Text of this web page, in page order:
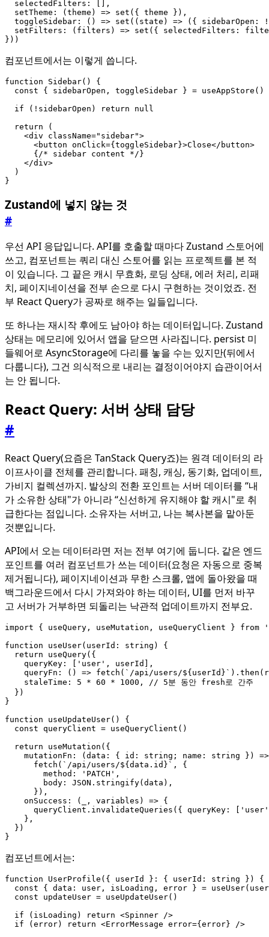
selectedFilters :
[],
setTheme : ( theme ) => set ({ theme
}),
toggleSidebar : () => set (( state ) => ({ sidebarOpen :
!
setFilters : ( filters ) => set ({ selectedFilters :
}))
컴포넌트에서는 이렇게 씁니다.
function
Sidebar() {
const
{ sidebarOpen , toggleSidebar } = useAppStore ()
if
( ! sidebarOpen ) return
null
return
(
<div className="sidebar">
<button onClick={ toggleSidebar}>Close</ button>
{ /* sidebar content */ }
</div>
)
}
Zustand에 넣지 않는 것
#
우선 API 응답입니다. API를 호출할 때마다 Zustand 스토어에
쓰고, 컴포넌트는 쿼리 대신 스토어를 읽는 프로젝트를 본 적
이 있습니다. 그 끝은 캐시 무효화, 로딩 상태, 에러 처리, 리패
치, 페이지네이션을 전부 손으로 다시 구현하는 것이었죠. 전
부 React Query가 공짜로 해주는 일들입니다.
또 하나는 재시작 후에도 남아야 하는 데이터입니다. Zustand
상태는 메모리에 있어서 앱을 닫으면 사라집니다. persist 미
들웨어로 AsyncStorage에 다리를 놓을 수는 있지만(뒤에서
다룹니다), 그건 의식적으로 내리는 결정이어야지 습관이어서
는 안 됩니다.
React Query: 서버 상태 담당
#
React Query(요즘은 TanStack Query죠)는 원격 데이터의 라
이프사이클 전체를 관리합니다. 패칭, 캐싱, 동기화, 업데이트,
가비지 컬렉션까지. 발상의 전환 포인트는 서버 데이터를 “내
가 소유한 상태"가 아니라 “신선하게 유지해야 할 캐시"로 취
급한다는 점입니다. 소유자는 서버고, 나는 복사본을 맡아둔
것뿐입니다.
API에서 오는 데이터라면 저는 전부 여기에 둡니다. 같은 엔드
포인트를 여러 컴포넌트가 쓰는 데이터(요청은 자동으로 중복
제거됩니다), 페이지네이션과 무한 스크롤, 앱에 돌아왔을 때
백그라운드에서 다시 가져와야 하는 데이터, UI를 먼저 바꾸
고 서버가 거부하면 되돌리는 낙관적 업데이트까지 전부요.
import { useQuery , useMutation , useQueryClient } from
function
useUser( userId : string )
{
return
useQuery({
queryKey : 'user' , userId
],
queryFn : () => fetch ( `/api/users/${ userId } ` ). then (
staleTime : 5 * 60 * 1000 ,
})
}
function
useUpdateUser() {
const queryClient = useQueryClient ()
return
useMutation ({
mutationFn : ( data : { id : string ; name : string })
=>
fetch ( `/api/users/${ data . id } ` ,
{
method : 'PATCH' ,
body : JSON.stringify( data ),
}),
onSuccess : ( , variables ) => {
queryClient . invalidateQueries ({ queryKey :
'user'
},
})
}
컴포넌트에서는:
function UserProfile ({ userId } : { userId : string })
{
const
{ data : user , isLoading , error } = useUser(
const
updateUser = useUpdateUser()
if
( isLoading ) return <Spinner />
if
( error) return <ErrorMessage error={ error}
/>